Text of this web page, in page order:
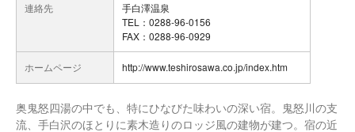
連絡先
手白澤温泉
TEL：0288-96-0156
FAX：0288-96-0929
ホームページ http://www.teshirosawa.co.jp/index.htm
奥鬼怒四湯の中でも、特にひなびた味わいの深い宿。鬼怒川の支
流、手白沢のほとりに素木造りのロッジ風の建物が建つ。宿の近